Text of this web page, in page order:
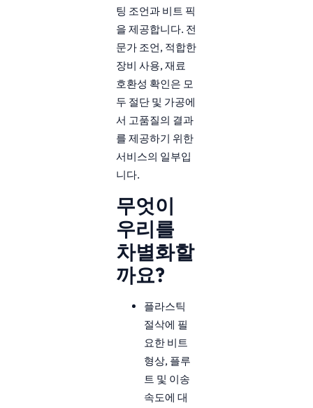
팅 조언과 비트 픽
을 제공합니다. 전
문가 조언, 적합한
장비 사용, 재료
호환성 확인은 모
두 절단 및 가공에
서 고품질의 결과
를 제공하기 위한
서비스의 일부입
니다.
무엇이
우리를
차별화할
까요?
플라스틱
절삭에 필
요한 비트
형상, 플루
트 및 이송
속도에 대